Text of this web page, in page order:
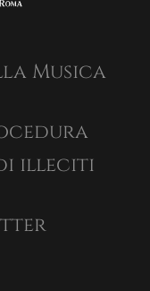
Musica
illeciti